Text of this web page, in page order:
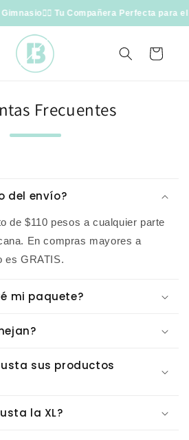
🏋🏻 Tu Compañera Perfecta para
Carrito
Frecuentes
del envío?
de $110 pesos a cualquier parte
En compras mayores a
es GRATIS.
mi paquete?
sus productos
la XL?